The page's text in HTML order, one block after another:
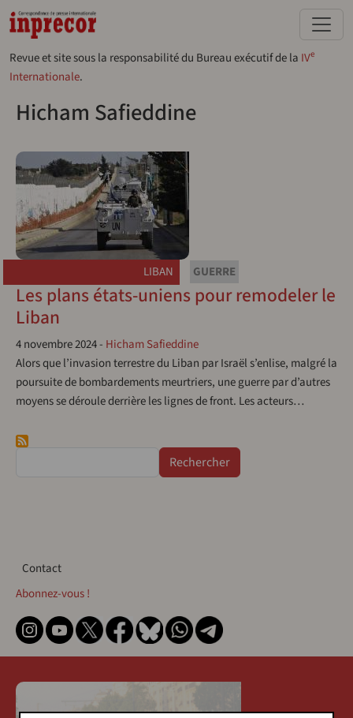
Aller au contenu principal
Revue et site sous la responsabilité du Bureau exécutif de la IVe
Internationale.
Hicham Safieddine
LIBAN GUERRE
Les plans états-uniens pour remodeler le
Liban
4 novembre 2024- Hicham Safieddine
Alors que l’invasion terrestre du Liban par Israël s’enlise, malgré la
poursuite de bombardements meurtriers, une guerre par d’autres
moyens se déroule derrière les lignes de front. Les acteurs…
Contact
Contact
Abonnez-vous !